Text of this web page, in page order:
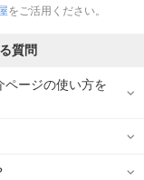
在籍
ッフのみ
スト
をご活用ください。
質問
ページの使い方を